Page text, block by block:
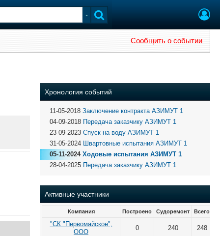
Сообщить о событии
Хронология событий
11-05-2018 Заключение контракта АЗИМУТ 1
04-09-2018 Передача заказчику АЗИМУТ 1
23-09-2023 Спуск на воду АЗИМУТ 1
31-05-2024 Швартовные испытания АЗИМУТ 1
05-11-2024 Ходовые испытания АЗИМУТ 1
28-04-2025 Передача заказчику АЗИМУТ 1
Активные участники
Компания Построено Судоремонт Всего
"СК "Первомайское",
ООО
0 240 248